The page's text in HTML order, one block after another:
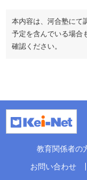
本内容は、河合塾にて
予定を含んでいる場合
確認ください。
教育関係者の
お問い合わせ